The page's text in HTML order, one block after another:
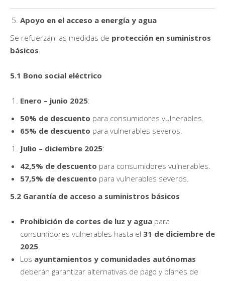
Apoyo en el acceso a energía y agua
Se refuerzan las medidas de protección en suministros
básicos
5.1 Bono social eléctrico
Enero – junio 2025:
50% de descuento para consumidores vulnerables.
65% de descuento para vulnerables severos.
Julio – diciembre 2025:
42,5% de descuento para consumidores vulnerables.
57,5% de descuento para vulnerables severos.
5.2 Garantía de acceso a suministros básicos
Prohibición de cortes de luz y agua para
consumidores vulnerables hasta el 31 de diciembre de
2025
Los ayuntamientos y comunidades autónomas
deberán garantizar alternativas de pago y planes de